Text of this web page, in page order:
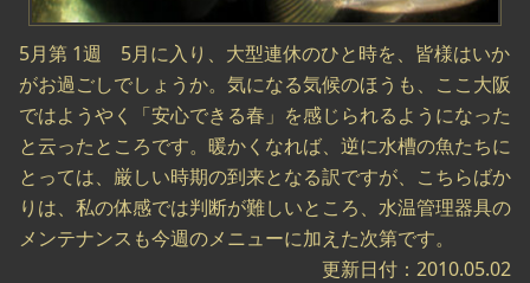
5月第 1週 5月に入り、大型連休のひと時を、皆様はいか
がお過ごしでしょうか。気になる気候のほうも、ここ大阪
ではようやく「安心できる春」を感じられるようになった
と云ったところです。暖かくなれば、逆に水槽の魚たちに
とっては、厳しい時期の到来となる訳ですが、こちらばか
りは、私の体感では判断が難しいところ、水温管理器具の
メンテナンスも今週のメニューに加えた次第です。
更新日付：2010.05.02